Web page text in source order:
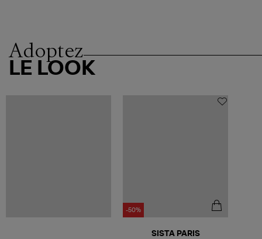
Adoptez
LE LOOK
-50%
SISTA PARIS